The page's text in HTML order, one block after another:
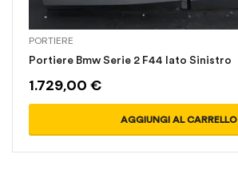
PORTIERE
Portiere Bmw Serie 2 F44 lato Sinistro
1.729,00 €
AGGIUNGI AL CARRELLO